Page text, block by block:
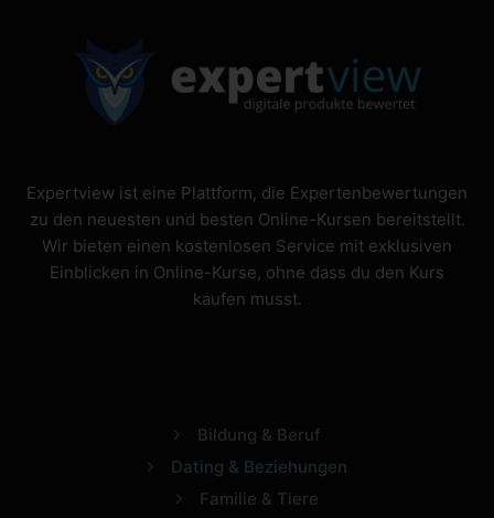
Expertview ist eine Plattform, die Expertenbewertungen
zu den neuesten und besten Online-Kursen bereitstellt.
Wir bieten einen kostenlosen Service mit exklusiven
Einblicken in Online-Kurse, ohne dass du den Kurs
kaufen musst.
Bildung & Beruf
Dating & Beziehungen
Familie & Tiere